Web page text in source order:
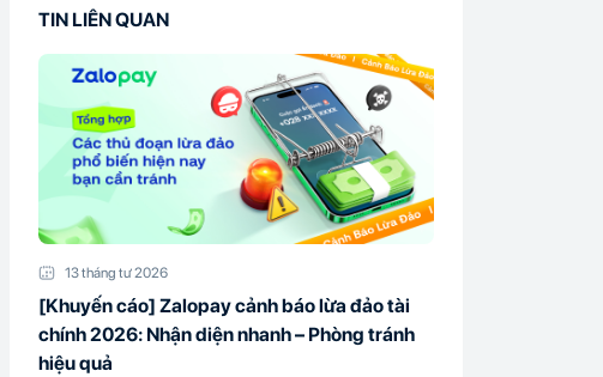
TIN LIÊN QUAN
13 tháng tư 2026
[Khuyến cáo] Zalopay cảnh báo lừa đảo tài
chính 2026: Nhận diện nhanh – Phòng tránh
hiệu quả